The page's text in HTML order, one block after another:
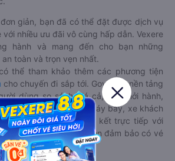
giản, bạn đã có thể đặt được dịch vụ
với nhiều ưu đãi vô cùng hấp dẫn. Vexere
hành và mang đến cho bạn những
toàn và trọn vẹn nhất.
thể tham khảo thêm các phương tiện
cho chuyến đi sắp tới. Goyolo là nền tảng
dùng so sánh giá cả, giờ khởi hành,
nhiều phương tiện máy bay, xe khách
của Goyolo được liên kết trực tiếp với
khách và tàu hoả, luôn đảm bảo có vé